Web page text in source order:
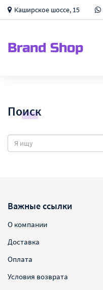
Каширское шоссе, 15
Brand Shop
Поиск
Важные ссылки
О компании
Доставка
Оплата
Условия возврата